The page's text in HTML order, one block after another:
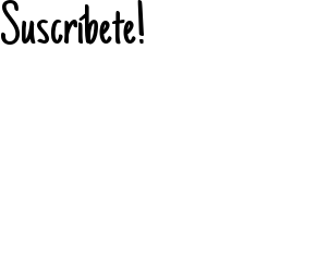
Suscríbete!